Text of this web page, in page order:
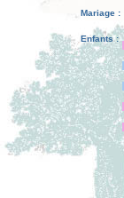
Mariage :
Enfants :